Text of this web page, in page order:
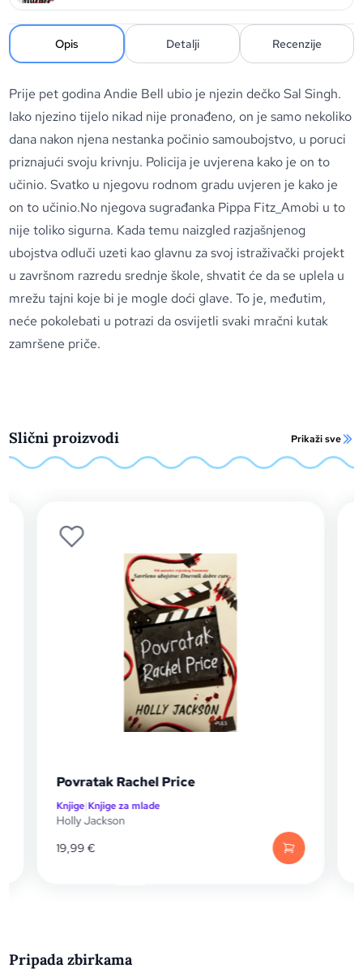
Opis Detalji Recenzije
Prije pet godina Andie Bell ubio je njezin dečko Sal Singh.
Iako njezino tijelo nikad nije pronađeno, on je samo nekoliko
dana nakon njena nestanka počinio samoubojstvo, u poruci
priznajući svoju krivnju. Policija je uvjerena kako je on to
učinio. Svatko u njegovu rodnom gradu uvjeren je kako je
on to učinio.No njegova sugrađanka Pippa Fitz_Amobi u to
nije toliko sigurna. Kada temu naizgled razjašnjenog
ubojstva odluči uzeti kao glavnu za svoj istraživački projekt
u završnom razredu srednje škole, shvatit će da se uplela u
mrežu tajni koje bi je mogle doći glave. To je, međutim,
neće pokolebati u potrazi da osvijetli svaki mračni kutak
zamršene priče.
Slični proizvodi Prikaži sve
Povratak Rachel Price
Knjige|Knjige za mlade
Holly Jackson
19,99€
Pripada zbirkama